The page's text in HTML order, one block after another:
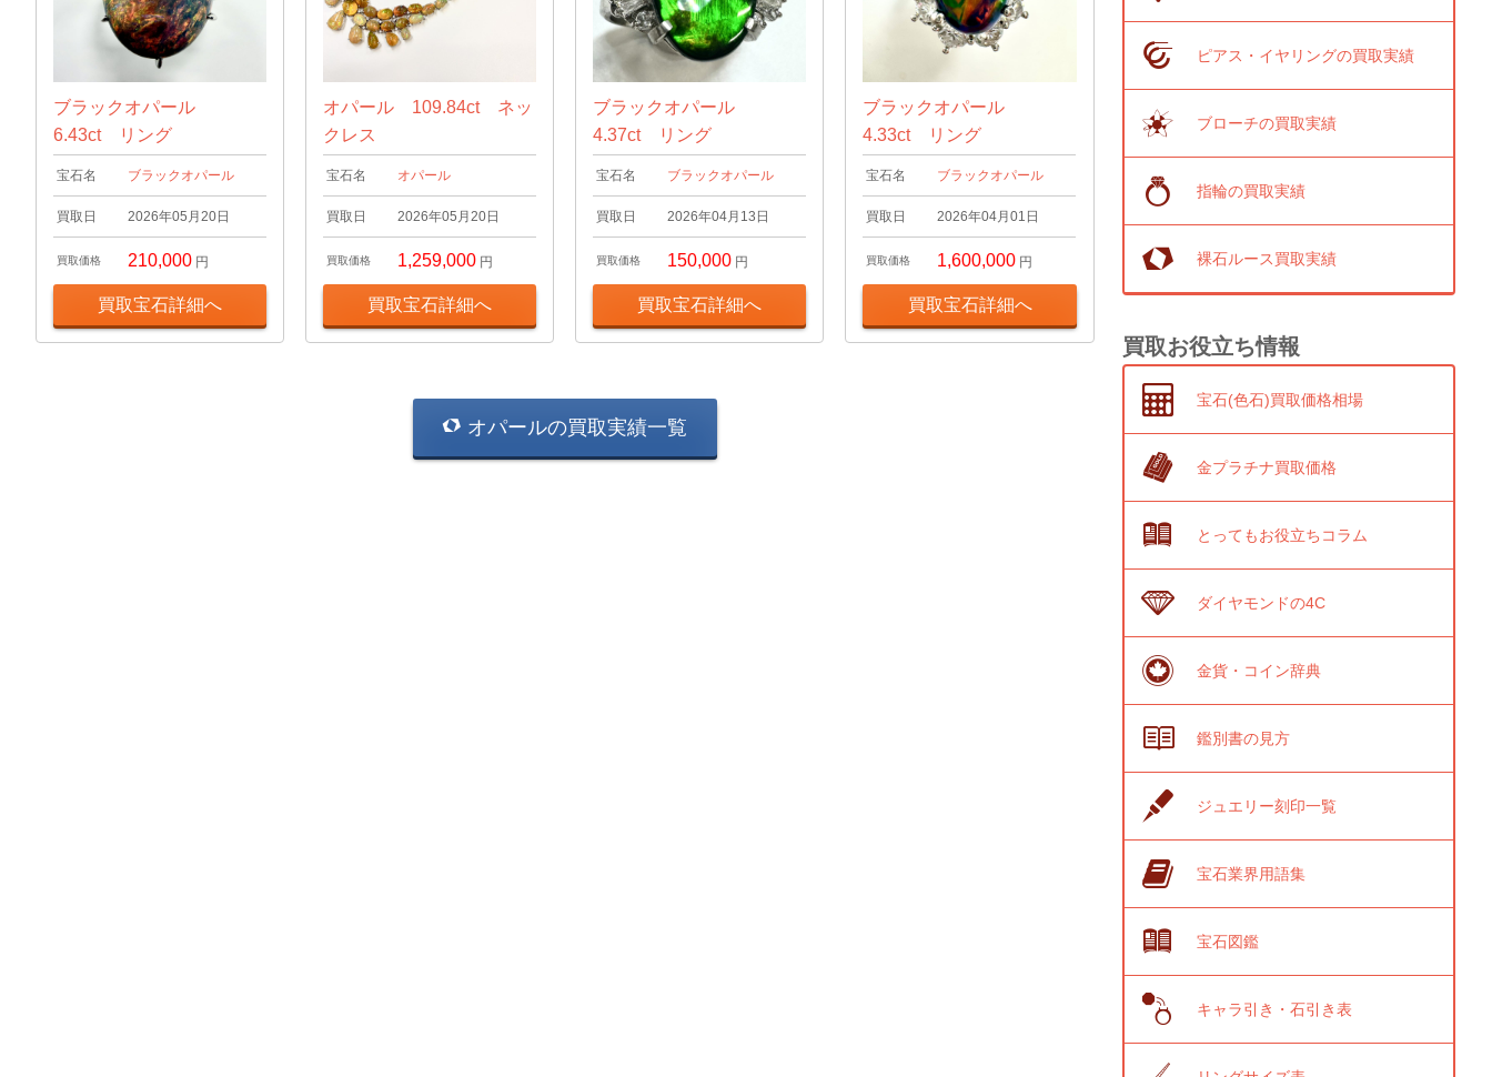
ブラックオパール
6.43ct リング
宝石名 ブラックオパール
買取日 2026年05月20日
買取価格 210,000 円
買取宝石詳細へ
オパール 109.84ct ネッ
クレス
宝石名 オパール
買取日 2026年05月20日
買取価格 1,259,000 円
買取宝石詳細へ
ブラックオパール
4.37ct リング
宝石名 ブラックオパール
買取日 2026年04月13日
買取価格 150,000 円
買取宝石詳細へ
ブラックオパール
4.33ct リング
宝石名 ブラックオパール
買取日 2026年04月01日
買取価格 1,600,000 円
買取宝石詳細へ
オパールの買取実績一覧
ピアス・イヤリングの買取実績
ブローチの買取実績
指輪の買取実績
裸石ルース買取実績
買取お役立ち情報
宝石(色石)買取価格相場
金プラチナ買取価格
とってもお役立ちコラム
ダイヤモンドの4C
金貨・コイン辞典
鑑別書の見方
ジュエリー刻印一覧
宝石業界用語集
宝石図鑑
キャラ引き・石引き表